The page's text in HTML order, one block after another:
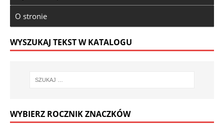
O stronie
WYSZUKAJ TEKST W KATALOGU
WYBIERZ ROCZNIK ZNACZKÓW